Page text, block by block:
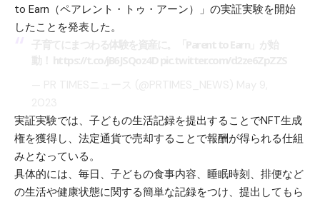
to Earn（ペアレント・トゥ・アーン）」の実証実験を開始
したことを発表した。
実証実験では、子どもの生活記録を提出することでNFT生成
権を獲得し、法定通貨で売却することで報酬が得られる仕組
みとなっている。
具体的には、毎日、子どもの食事内容、睡眠時刻、排便など
の生活や健康状態に関する簡単な記録をつけ、提出してもら